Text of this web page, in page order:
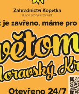
662
Vedrovice